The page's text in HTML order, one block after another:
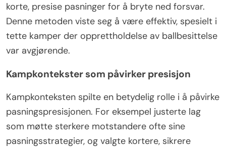
korte, presise pasninger for å bryte ned forsvar.
Denne metoden viste seg å være effektiv, spesielt i
tette kamper der opprettholdelse av ballbesittelse
var avgjørende.
Kampkontekster som påvirker presisjon
Kampkonteksten spilte en betydelig rolle i å påvirke
pasningspresisjonen. For eksempel justerte lag
som møtte sterkere motstandere ofte sine
pasningsstrategier, og valgte kortere, sikrere